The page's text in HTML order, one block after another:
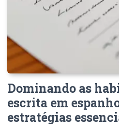
Dominando as
escrita em
estratégias